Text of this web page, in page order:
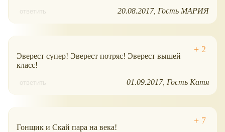
ответить 20.08.2017 Гость МАРИЯ
Эверест супер! Эверест потряс! Эверест вышей
класс!
ответить 01.09.2017 Гость Катя
Гонщик и Скай пара на века!